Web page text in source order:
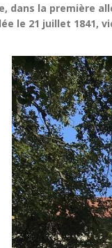
dans la première
le 21 juillet 1841,